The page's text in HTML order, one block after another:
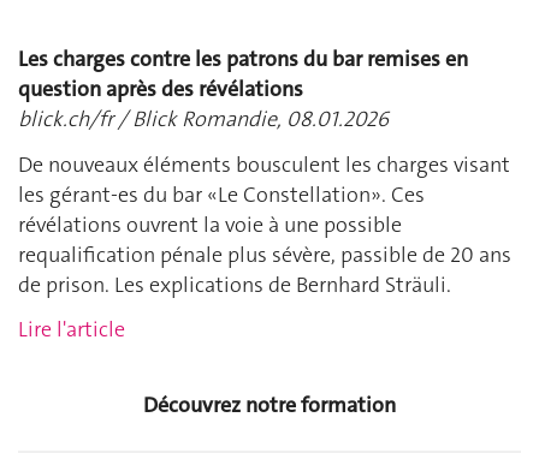
Les charges contre les patrons du bar remises en
question après des révélations
blick.ch/fr / Blick Romandie, 08.01.2026
De nouveaux éléments bousculent les charges visant
les gérant-es du bar «Le Constellation». Ces
révélations ouvrent la voie à une possible
requalification pénale plus sévère, passible de 20 ans
de prison. Les explications de Bernhard Sträuli.
Lire l'article
Découvrez notre formation